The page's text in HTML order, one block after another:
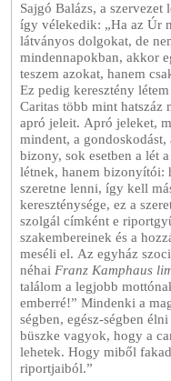
Sajgó Balázs, a
így vélekedik: „Ha az Úr
látványos dolgokat, de
mindennapokban, akkor
teszem azokat, hanem
Ez pedig keresztény
Caritas több mint hatszáz
apró jeleit. Apró jeleket,
mindent, a
bizony, sok esetben a lét
létnek, hanem bizonyítói:
szeretne lenni, így kell
kereszténysége, ez a
szolgál címként e
szakembereinek és a
meséli el. Az egyház
néhai Franz Kamphaus
találom a legjobb
emberré!” Mindenki a
ségben, egész-ségben
büszke vagyok, hogy a
lehetek. Hogy miből
riportjaiból.”